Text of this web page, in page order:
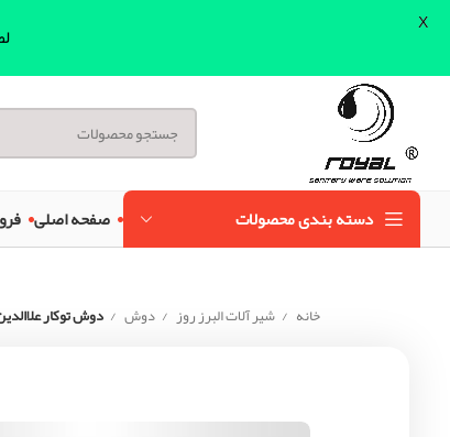
دسته بندی محصولات صفحه اصلی
خانه شیر آلات البرز روز دوش دوش توکار علاالدین
X